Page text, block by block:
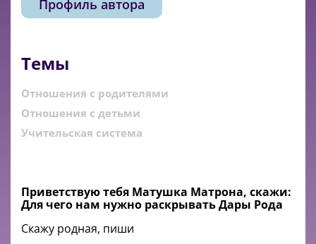
Профиль автора
Темы
Отношения с родителями
Отношения с детьми
Учительская система
Приветствую тебя Матушка Матрона, скажи:
Для чего нам нужно раскрывать Дары Рода
Скажу родная, пиши